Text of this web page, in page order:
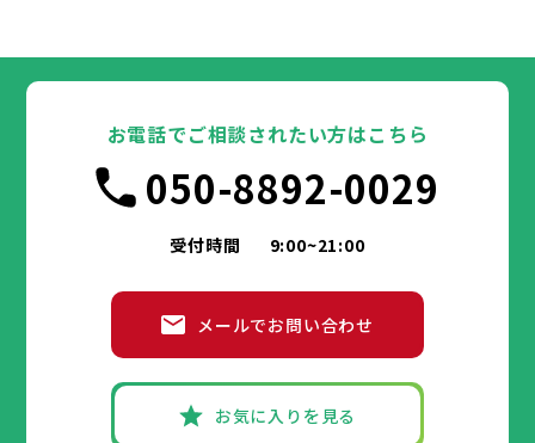
お電話でご相談されたい方はこちら
050-8892-0029
受付時間 9:00~21:00
メールでお問い合わせ
お気に入りを見る